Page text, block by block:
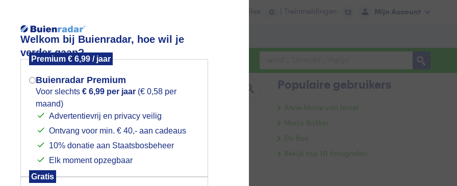
Welkom bij Buienradar, hoe wil je
verder gaan?
Premium € 6,99 / jaar
Buienradar Premium
Voor slechts € 6,99 per jaar (€ 0,58 per
maand)
Advertentievrij en privacy veilig
Ontvang voor min. € 40,- aan cadeaus
10% donatie aan Staatsbosbeheer
Elk moment opzegbaar
Gratis
Mijn Account
Files 0 | Treinmeldingen 12
Lees meer.
Foto en video Weerzine
Zoeken in foto & video:
slideshow
Populaire gebruikers
Anne-Marie van Iersel
Marja Bakker
Els Bax
Bekijk top 10 fotografen
Mogen we je locatie gebruiken voor
het weer?
Indien je hier nog geen akkoord op hebt
gegeven, verschijnt er zo een pop-up uit